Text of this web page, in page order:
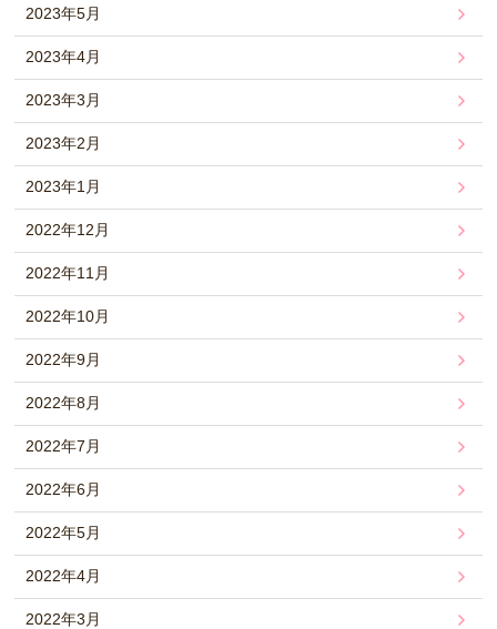
2023年5月
2023年4月
2023年3月
2023年2月
2023年1月
2022年12月
2022年11月
2022年10月
2022年9月
2022年8月
2022年7月
2022年6月
2022年5月
2022年4月
2022年3月